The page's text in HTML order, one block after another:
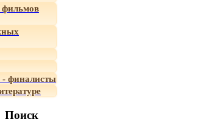
- финалисты
Поиск